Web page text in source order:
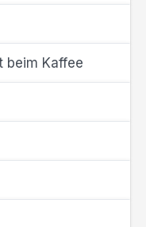
beim Kaffee